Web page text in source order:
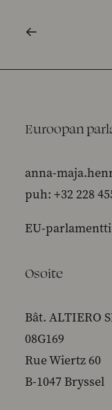
Euroopan
anna-
puh: +32 228
EU-parlamentti
Osoite
Bât. ALTIERO
08G169
Rue Wiertz 60
B-1047 Bryssel